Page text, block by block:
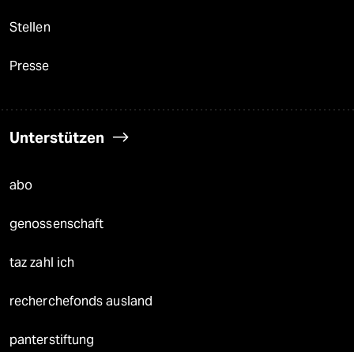
Stellen
Presse
Unterstützen
abo
genossenschaft
taz zahl ich
recherchefonds ausland
panterstiftung